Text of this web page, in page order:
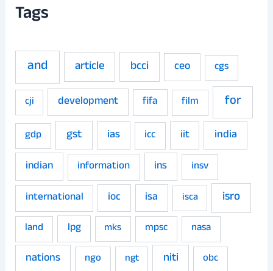
Tags
and article bcci ceo cgs
cji development fifa film for
gdp gst ias icc iit
india
indian
information ins
insv
international
ioc isa isca isro
land lpg mks mpsc nasa
nations ngo ngt niti
obc